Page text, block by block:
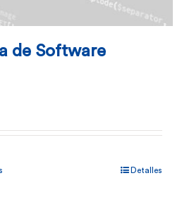
de Software
Detalles